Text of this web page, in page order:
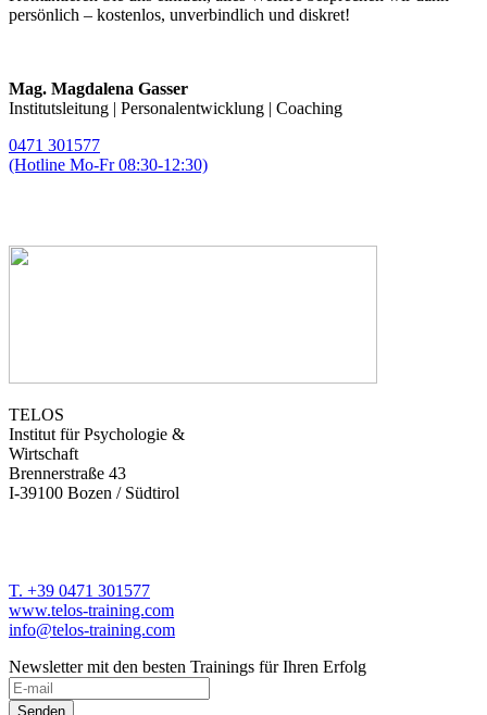
persönlich – kostenlos, unverbindlich und diskret!
Mag. Magdalena Gasser
Institutsleitung | Personalentwicklung | Coaching
0471 301577
(Hotline Mo-Fr 08:30-12:30)
TELOS
Institut für Psychologie &
Wirtschaft
Brennerstraße 43
I-39100 Bozen / Südtirol
T. +39 0471 301577
www.telos-training.com
info@telos-training.com
Newsletter mit den besten Trainings für Ihren Erfolg